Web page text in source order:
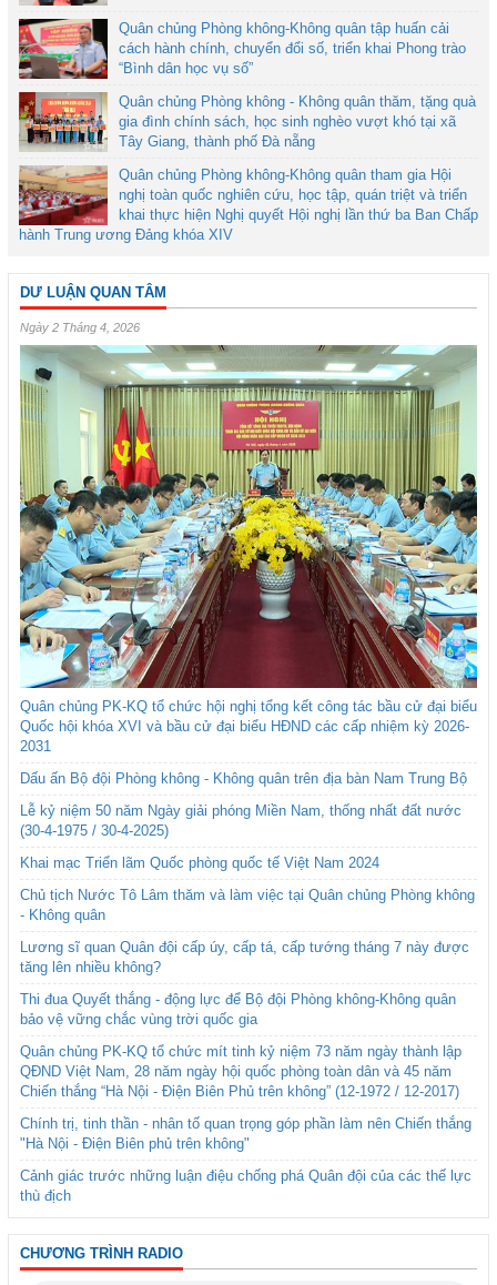
Quân chủng Phòng không-Không quân tập huấn cải
cách hành chính, chuyển đổi số, triển khai Phong trào
“Bình dân học vụ số”
Quân chủng Phòng không - Không quân thăm, tặng quà
gia đình chính sách, học sinh nghèo vượt khó tại xã
Tây Giang, thành phố Đà nẵng
Quân chủng Phòng không-Không quân tham gia Hội
nghị toàn quốc nghiên cứu, học tập, quán triệt và triển
khai thực hiện Nghị quyết Hội nghị lần thứ ba Ban Chấp
hành Trung ương Đảng khóa XIV
DƯ LUẬN QUAN TÂM
Ngày 2 Tháng 4, 2026
Quân chủng PK-KQ tổ chức hội nghị tổng kết công tác bầu cử đại biểu
Quốc hội khóa XVI và bầu cử đại biểu HĐND các cấp nhiệm kỳ 2026-
2031
Dấu ấn Bộ đội Phòng không - Không quân trên địa bàn Nam Trung Bộ
Lễ kỷ niệm 50 năm Ngày giải phóng Miền Nam, thống nhất đất nước
(30-4-1975 / 30-4-2025)
Khai mạc Triển lãm Quốc phòng quốc tế Việt Nam 2024
Chủ tịch Nước Tô Lâm thăm và làm việc tại Quân chủng Phòng không
- Không quân
Lương sĩ quan Quân đội cấp úy, cấp tá, cấp tướng tháng 7 này được
tăng lên nhiều không?
Thi đua Quyết thắng - động lực để Bộ đội Phòng không-Không quân
bảo vệ vững chắc vùng trời quốc gia
Quân chủng PK-KQ tổ chức mít tinh kỷ niệm 73 năm ngày thành lập
QĐND Việt Nam, 28 năm ngày hội quốc phòng toàn dân và 45 năm
Chiến thắng “Hà Nội - Điện Biên Phủ trên không” (12-1972 / 12-2017)
Chính trị, tinh thần - nhân tố quan trọng góp phần làm nên Chiến thắng
"Hà Nội - Điện Biên phủ trên không"
Cảnh giác trước những luận điệu chống phá Quân đội của các thế lực
thù địch
CHƯƠNG TRÌNH RADIO